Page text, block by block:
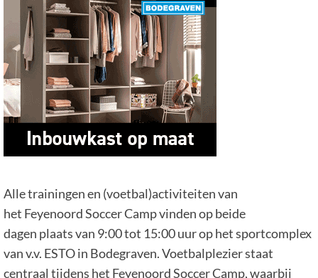
Alle trainingen en (voetbal)activiteiten van
het Feyenoord Soccer Camp vinden op beide
dagen plaats van 9:00 tot 15:00 uurop het sportcomplex
van v.v. ESTO in Bodegraven. Voetbalplezier staat
centraal tijdens het Feyenoord Soccer Camp, waarbij